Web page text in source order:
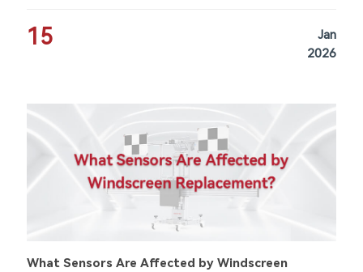
15
Jan
2026
What Sensors Are Affected by Windscreen